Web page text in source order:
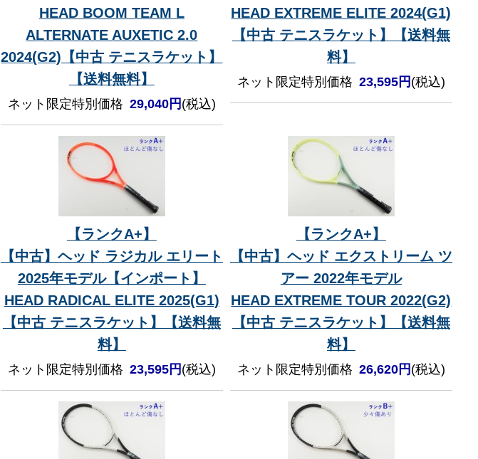
HEAD BOOM TEAM L
ALTERNATE AUXETIC 2.0
2024(G2)【中古 テニスラケット】
【送料無料】
ネット限定特別価格 29,040円 (税込)
HEAD EXTREME ELITE 2024(G1)
【中古 テニスラケット】【送料無
料】
ネット限定特別価格 23,595円 (税込)
【ランクA+】
【中古】ヘッド ラジカル エリート
2025年モデル【インポート】
HEAD RADICAL ELITE 2025(G1)
【中古 テニスラケット】【送料無
料】
ネット限定特別価格 23,595円 (税込)
【ランクA+】
【中古】ヘッド エクストリーム ツ
アー 2022年モデル
HEAD EXTREME TOUR 2022(G2)
【中古 テニスラケット】【送料無
料】
ネット限定特別価格 26,620円 (税込)